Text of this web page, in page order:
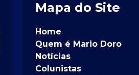
Mapa do Site
Home
Quem é Mario Doro
Notícias
Colunistas